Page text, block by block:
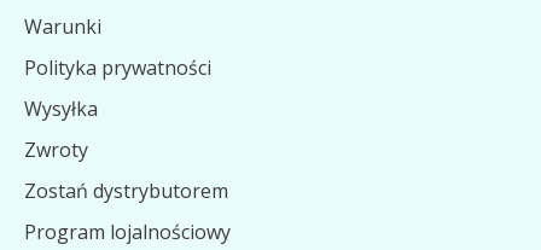
Warunki
Polityka prywatności
Wysyłka
Zwroty
Zostań dystrybutorem
Program lojalnościowy